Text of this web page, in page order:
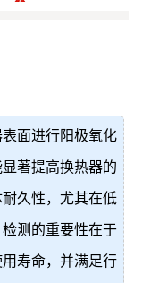
面进行阳极氧化
著提高换热器的
久性，尤其在低
测的重要性在于
寿命，并满足行